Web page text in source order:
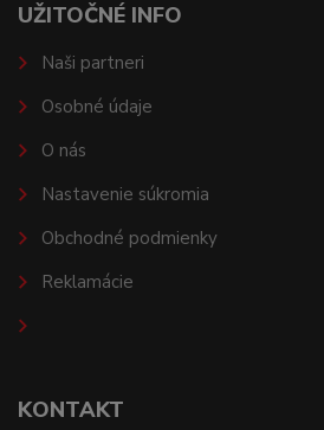
KONTAKT
UŽITOČNÉ INFO
Naši partneri
Osobné údaje
O nás
Nastavenie súkromia
Obchodné podmienky
Reklamácie